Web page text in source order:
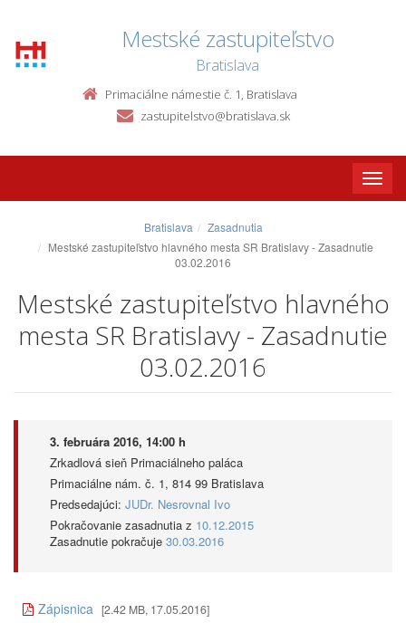
Mestské zastupiteľstvo
Bratislava
Primaciálne námestie č. 1, Bratislava
zastupitelstvo@bratislava.sk
Toggle
Bratislava
Zasadnutia
Mestské zastupiteľstvo hlavného mesta SR Bratislavy - Zasadnutie
03.02.2016
Mestské zastupiteľstvo hlavného
mesta SR Bratislavy - Zasadnutie
03.02.2016
3. februára 2016, 14:00 h
Zrkadlová sieň Primaciálneho paláca
Primaciálne nám. č. 1, 814 99 Bratislava
Predsedajúci: JUDr. Nesrovnal Ivo
Pokračovanie zasadnutia z 10.12.2015
Zasadnutie pokračuje 30.03.2016
Zápisnica [2.42 MB, 17.05.2016]